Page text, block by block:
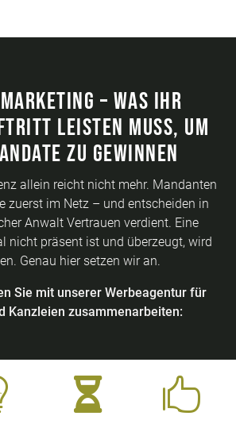
– was Ihr
leisten muss, um
zu gewinnen
allein reicht nicht mehr. Mandanten
zuerst im Netz – und entscheiden in
Anwalt Vertrauen verdient. Eine
nicht präsent ist und überzeugt, wird
Genau hier setzen wir an.
Sie mit unserer Werbeagentur für
Kanzleien zusammenarbeiten:
 